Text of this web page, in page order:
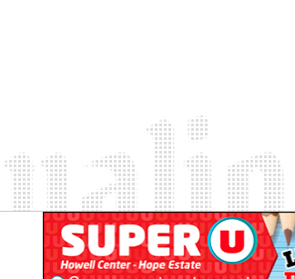
SimpleAds Block Bannière